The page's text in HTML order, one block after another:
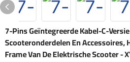
7-Pins Geïntegreerde Kabel-C-
Scooteronderdelen En Accessoires,
Frame Van De Elektrische Scooter -